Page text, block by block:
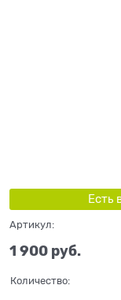
Есть
Артикул:
1 900 руб.
Количество: